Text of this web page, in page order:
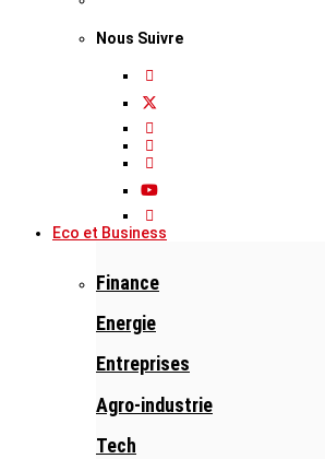
Nous Suivre
Eco et Business
Finance
Energie
Entreprises
Agro-industrie
Tech